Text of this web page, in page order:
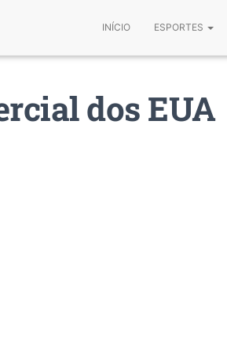
INÍCIO ESPORTES
dos EUA